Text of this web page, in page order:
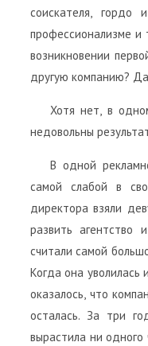
соискателя, гордо
профессионализме и
возникновении
другую компанию? Да
Хотя нет, в
недовольны
В одной
самой слабой в
директора взяли
развить агентство
считали самой
Когда она
оказалось, что
осталась. За три
вырастила ни одного